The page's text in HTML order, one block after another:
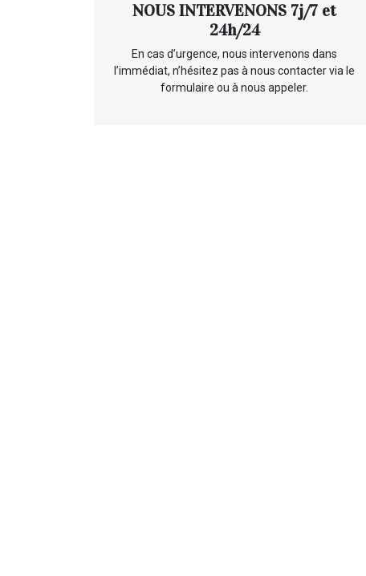
NOUS INTERVENONS 7j/7 et
24h/24
En cas d’urgence, nous intervenons dans
l’immédiat, n’hésitez pas à nous contacter via le
formulaire ou à nous appeler.